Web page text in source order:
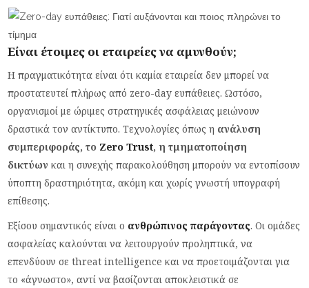
Είναι έτοιμες οι εταιρείες να αμυνθούν;
Η πραγματικότητα είναι ότι καμία εταιρεία δεν μπορεί να
προστατευτεί πλήρως από zero-day ευπάθειες. Ωστόσο,
οργανισμοί με ώριμες στρατηγικές ασφάλειας μειώνουν
δραστικά τον αντίκτυπο. Τεχνολογίες όπως η ανάλυση
συμπεριφοράς, το Zero Trust, η τμηματοποίηση
δικτύων και η συνεχής παρακολούθηση μπορούν να εντοπίσουν
ύποπτη δραστηριότητα, ακόμη και χωρίς γνωστή υπογραφή
επίθεσης.
Εξίσου σημαντικός είναι ο ανθρώπινος παράγοντας. Οι ομάδες
ασφαλείας καλούνται να λειτουργούν προληπτικά, να
επενδύουν σε threat intelligence και να προετοιμάζονται για
το «άγνωστο», αντί να βασίζονται αποκλειστικά σε